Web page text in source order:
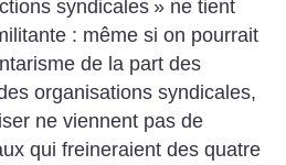
syndicales » ne tient
: même si on pourrait
de la part des
organisations syndicales,
ne viennent pas de
qui freineraient des quatre